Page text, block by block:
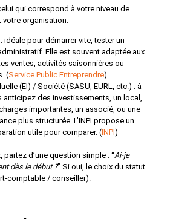
qui correspond à votre niveau de
organisation.
: idéale pour démarrer vite, tester un
Elle est souvent adaptée aux
ventes, activités saisonnières ou
(Service Public Entreprendre)
(EI) / Société (SASU, EURL, etc.) : à
anticipez des investissements, un local,
importantes, un associé, ou une
plus structurée. L’INPI propose un
utile pour comparer. (INPI)
partez d’une question simple : “Ai-je
dès le début ?” Si oui, le choix du statut
comptable / conseiller).